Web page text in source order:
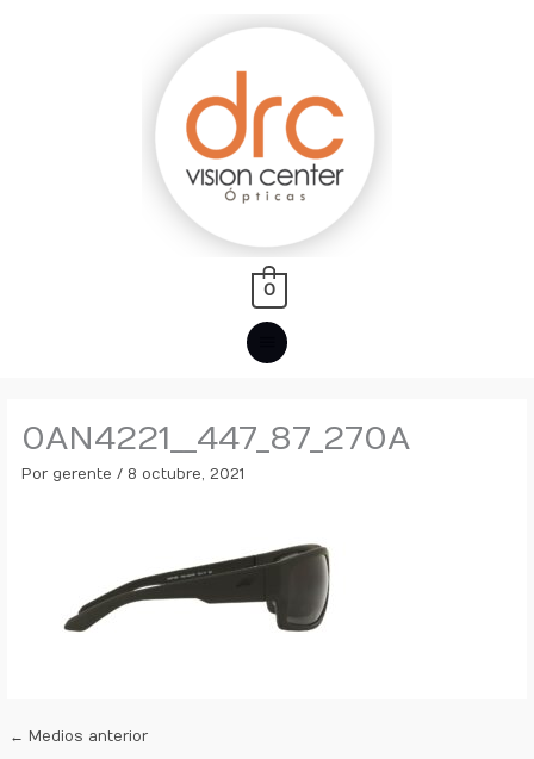
MENÚ
PRINCIPAL
0
0AN4221__447_87_270A
Por gerente/ 8 octubre, 2021
← Medios anterior